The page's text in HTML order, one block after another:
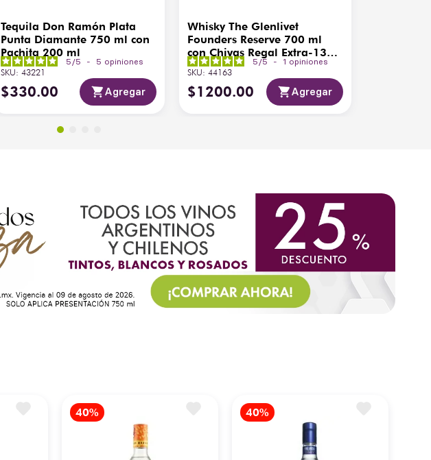
Tequila Don Ramón Plata
Punta Diamante 750 ml con
Pachita 200 ml
5 /5 - 5 opiniones
SKU:43221
$330.00 Agregar
Whisky The Glenlivet
Founders Reserve 700 ml
con Chivas Regal Extra-13
200ml
5 /5 - 1 opiniones
SKU:44163
$1200.00 Agregar